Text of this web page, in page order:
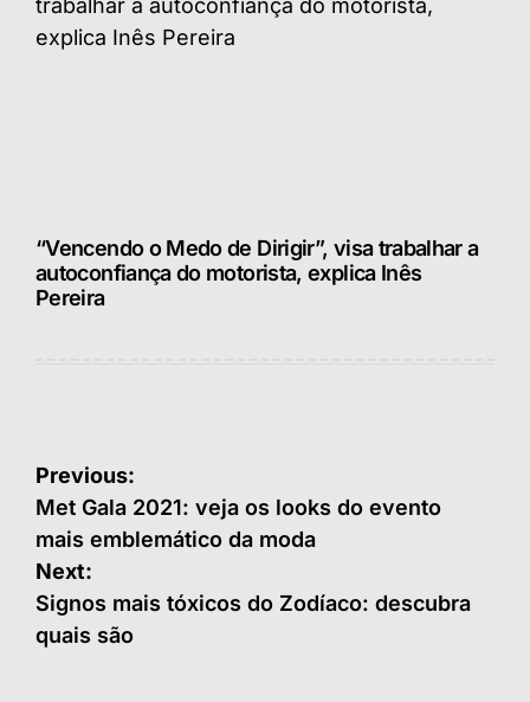
“Vencendo o Medo de Dirigir”, visa trabalhar a
autoconfiança do motorista, explica Inês
Pereira
Navegação
de
Post
Previous:
Met Gala 2021: veja os looks do evento
mais emblemático da moda
Next:
Signos mais tóxicos do Zodíaco: descubra
quais são